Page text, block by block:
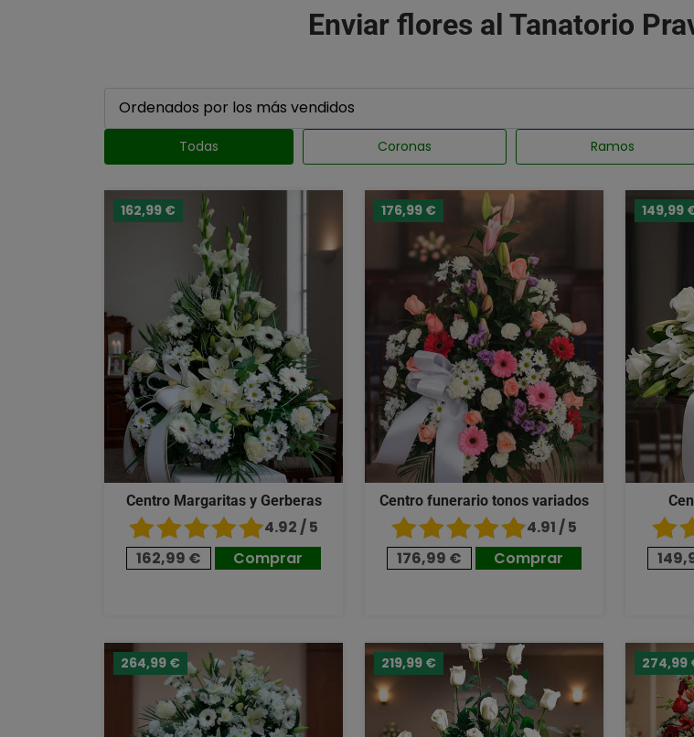
Enviar flores al Tanatorio
Todas Coronas Ramos
162,99 €
Centro Margaritas y Gerberas
4.92 / 5
162,99 €
Comprar
176,99 €
Centro funerario tonos variados
4.91 / 5
176,99 €
Comprar
149,99
264,99 € 219,99 € 274,99